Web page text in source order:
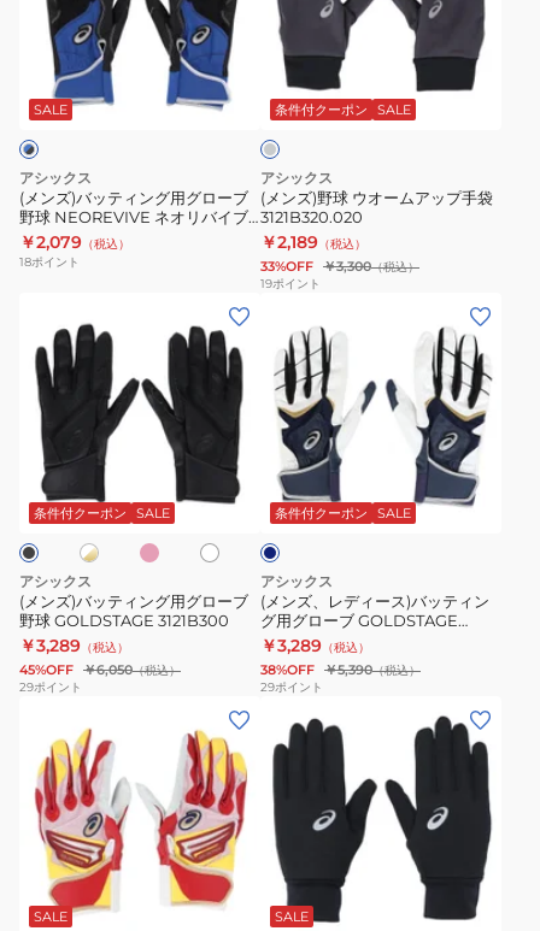
3121B320.J
イ
ブ
3121B301.002
ン
グ
用
グ
ロ
ー
NEOREVIVE
イ
ブ
3121B301.401
SALE
アシックス
(メンズ)バッティング用グローブ
野球 NEOREVIVE ネオリバイブ
3121B301.401
￥2,079 （税込）
18ポイント
ー
ム
ア
ッ
プ
手
袋
条件付クーポン SALE
チ
ャ
グ
レ
ー
アシックス
(メンズ)野球 ウオームアップ手袋
3121B320.020
￥2,189 （税込）
33%OFF ￥3,300（税込）
19ポイント
ズ)
ン
グ
用
グ
ロ
ー
ブ
GOLDSTAGE
3121B300
条件付クーポン SALE
ピ
ン
ク
ワ
イ
ト
アシックス
(メンズ)バッティング用グローブ
野球 GOLDSTAGE 3121B300
￥3,289 （税込）
45%OFF ￥6,050（税込）
29ポイント
ズ、
レ
ス)
バ
ッ
テ
ィ
ン
グ
グ
ー
ブ
GOLDSTAGE
BATTING
GLOVE
条件付クーポン SALE
ネ
イ
ビ
アシックス
(メンズ、レディース)バッティン
グ用グローブ GOLDSTAGE
BATTING GLOVE 3121B365.410
￥3,289 （税込）
38%OFF ￥5,390（税込）
29ポイント
ズ)
バ
ンSALE
ン
野
球
ウ
ーSALE
ブ
ラ